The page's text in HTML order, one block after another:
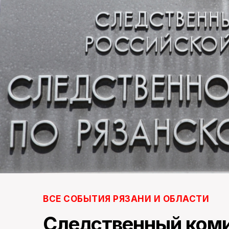
ВСЕ СОБЫТИЯ РЯЗАНИ И ОБЛАСТИ
Следственный